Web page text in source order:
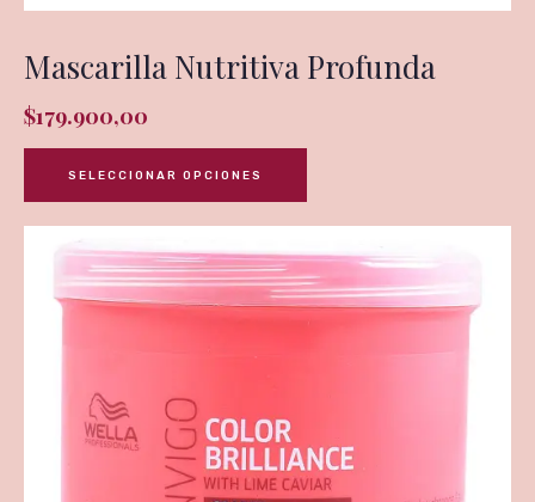
Mascarilla Nutritiva Profunda
$179.900,00
SELECCIONAR OPCIONES